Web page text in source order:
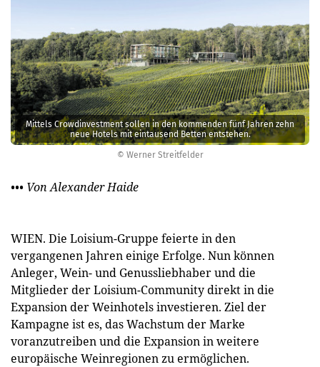
© Werner Streitfelder
Mittels Crowdinvestment sollen in den kommenden fünf Jahren zehn
neue Hotels mit eintausend Betten entstehen.
••• Von Alexander Haide
WIEN. Die Loisium-Gruppe feierte in den
vergangenen Jahren einige Erfolge. Nun können
Anleger, Wein- und Genussliebhaber und die
Mitglieder der Loisium-Community direkt in die
Expansion der Weinhotels investieren. Ziel der
Kampagne ist es, das Wachstum der Marke
voranzutreiben und die Expansion in weitere
europäische Weinregionen zu ermöglichen.